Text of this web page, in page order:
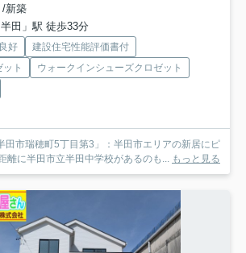
/新築
田」駅 徒歩33分
好
建設住宅性能評価書付
ト
ウォークインシューズクロゼット
田市瑞穂町5丁目第3」：半田市エリアの新居にピ
離に半田市立半田中学校があるのも... もっと見る